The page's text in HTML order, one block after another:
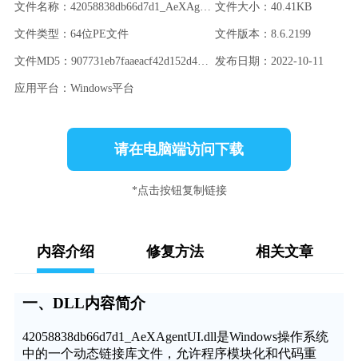
文件名称：42058838db66d7d1_AeXAgentUI.dll 文件大小：40.41KB
文件类型：64位PE文件 文件版本：8.6.2199
文件MD5：907731eb7faaeacf42d152d4b973766e 发布日期：2022-10-11
应用平台：Windows平台
请在电脑端访问下载
*点击按钮复制链接
内容介绍 修复方法 相关文章
一、DLL内容简介
42058838db66d7d1_AeXAgentUI.dll是Windows操作系统
中的一个动态链接库文件，允许程序模块化和代码重